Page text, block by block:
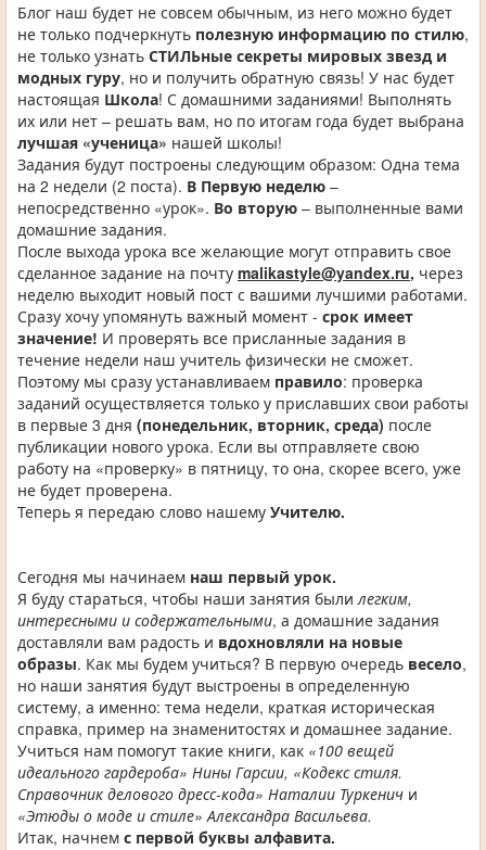
Блог наш будет не совсем обычным, из него можно будет
не только подчеркнуть полезную информацию по стилю,
не только узнать СТИЛЬные секреты мировых звезд и
модных гуру, но и получить обратную связь! У нас будет
настоящая Школа! С домашними заданиями! Выполнять
их или нет – решать вам, но по итогам года будет выбрана
лучшая «ученица» нашей школы!
Задания будут построены следующим образом: Одна тема
на 2 недели (2 поста). В Первую неделю –
непосредственно «урок». Во вторую – выполненные вами
домашние задания.
После выхода урока все желающие могут отправить свое
сделанное задание на почту malikastyle@yandex.ru, через
неделю выходит новый пост с вашими лучшими работами.
Сразу хочу упомянуть важный момент - срок имеет
значение! И проверять все присланные задания в
течение недели наш учитель физически не сможет.
Поэтому мы сразу устанавливаем правило: проверка
заданий осуществляется только у приславших свои работы
в первые 3 дня (понедельник, вторник, среда) после
публикации нового урока. Если вы отправляете свою
работу на «проверку» в пятницу, то она, скорее всего, уже
не будет проверена.
Теперь я передаю слово нашему Учителю.
Сегодня мы начинаем наш первый урок.
Я буду стараться, чтобы наши занятия былилегким,
интересными и содержательными, а домашние задания
доставляли вам радость и вдохновляли на новые
образы. Как мы будем учиться? В первую очередь весело,
но наши занятия будут выстроены в определенную
систему, а именно: тема недели, краткая историческая
справка, пример на знаменитостях и домашнее задание.
Учиться нам помогут такие книги, как «100 вещей
идеального гардероба» Нины Гарсии, «Кодекс стиля.
Справочник делового дресс-кода» Наталии Туркенич и
«Этюды о моде и стиле» Александра Васильева.
Итак, начнем с первой буквы алфавита.